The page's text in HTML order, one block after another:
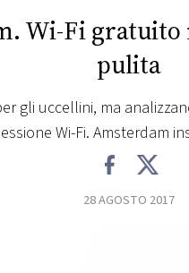
Wi-Fi gratuito
pulita
gli uccellini, ma
Wi-Fi. Amsterdam
28 AGOSTO 2017